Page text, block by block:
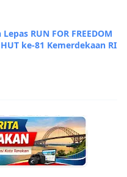
RUN FOR FREEDOM
ke-81 Kemerdekaan RI